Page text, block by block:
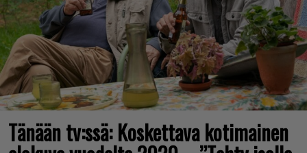
Tänään tv:ssä: Koskettava kotimainen